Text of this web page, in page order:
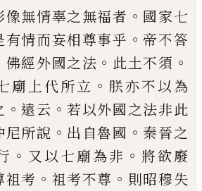
像無情辜之無福者 。 國家七
有情而妄相尊事乎 。帝不答
佛經外國之法 。 此土不須 。
廟上代所立 。 朕亦不以為
。遠云 。若以外國之法非此
尼所說 。 出 自魯國 。秦晉之
。 又以七廟為非 。 將欲廢
祖考 。 祖考不尊 。 則昭穆失